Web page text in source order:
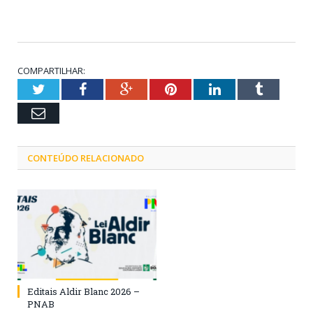
COMPARTILHAR:
TwitterFacebookGoogle+PinterestLinkedInTumblr
Email
CONTEÚDO RELACIONADO
Editais Aldir Blanc 2026 –
PNAB